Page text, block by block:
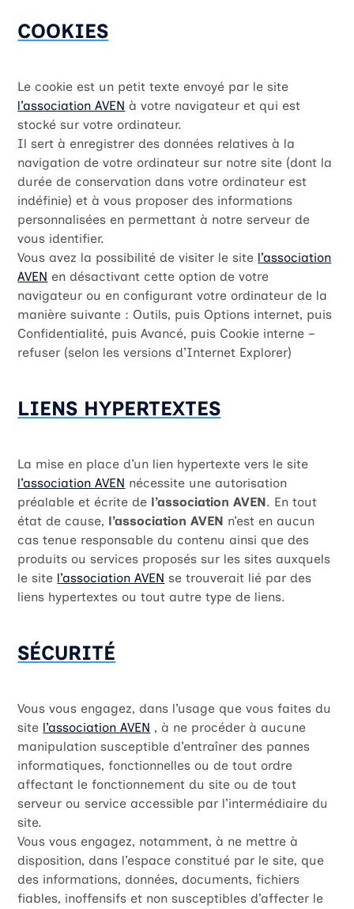
COOKIES
Le cookie est un petit texte envoyé par le site
l’association AVEN à votre navigateur et qui est
stocké sur votre ordinateur.
Il sert à enregistrer des données relatives à la
navigation de votre ordinateur sur notre site (dont la
durée de conservation dans votre ordinateur est
indéfinie) et à vous proposer des informations
personnalisées en permettant à notre serveur de
vous identifier.
Vous avez la possibilité de visiter le site l’association
AVEN en désactivant cette option de votre
navigateur ou en configurant votre ordinateur de la
manière suivante : Outils, puis Options internet, puis
Confidentialité, puis Avancé, puis Cookie interne –
refuser (selon les versions d’Internet Explorer)
LIENS HYPERTEXTES
La mise en place d’un lien hypertexte vers le site
l’association AVEN nécessite une autorisation
préalable et écrite de l’association AVEN. En tout
état de cause, l’association AVEN n’est en aucun
cas tenue responsable du contenu ainsi que des
produits ou services proposés sur les sites auxquels
le site l’association AVEN se trouverait lié par des
liens hypertextes ou tout autre type de liens.
SÉCURITÉ
Vous vous engagez, dans l’usage que vous faites du
site l’association AVEN , à ne procéder à aucune
manipulation susceptible d’entraîner des pannes
informatiques, fonctionnelles ou de tout ordre
affectant le fonctionnement du site ou de tout
serveur ou service accessible par l’intermédiaire du
site.
Vous vous engagez, notamment, à ne mettre à
disposition, dans l’espace constitué par le site, que
des informations, données, documents, fichiers
fiables, inoffensifs et non susceptibles d’affecter le